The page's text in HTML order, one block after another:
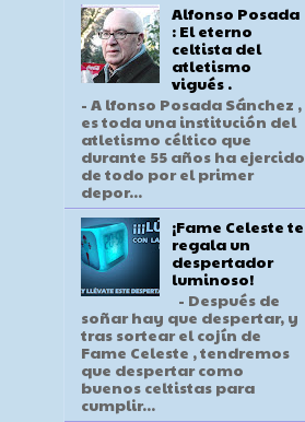
Alfonso Posada
: El eterno
celtista del
atletismo
vigués .
- A lfonso Posada Sánchez ,
es toda una institución del
atletismo céltico que
durante 55 años ha ejercido
de todo por el primer
depor...
¡Fame Celeste te
regala un
despertador
luminoso!
- Después de
soñar hay que despertar, y
tras sortear el cojín de
Fame Celeste , tendremos
que despertar como
buenos celtistas para
cumplir...